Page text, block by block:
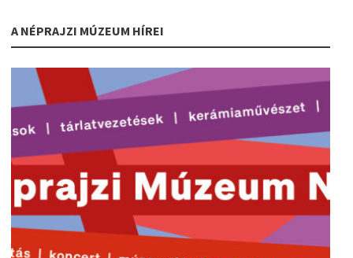
A NÉPRAJZI MÚZEUM HÍREI